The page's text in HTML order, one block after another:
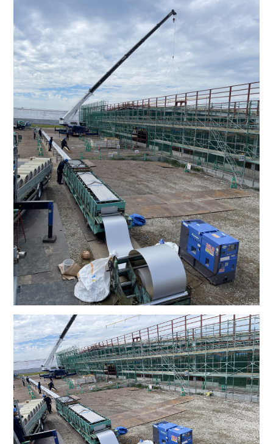
Corporate philosophy
History
Retail business
Private brand products
Wholesale
Seeking new supplier
公司概要
企业理念
沿革
零售业
自有品牌产品
批发的
募集制造公司